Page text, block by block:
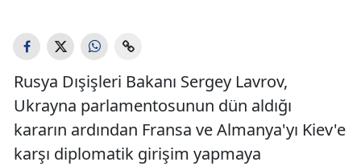
Rusya Dışişleri Bakanı Sergey Lavrov,
Ukrayna parlamentosunun dün aldığı
kararın ardından Fransa ve Almanya'yı Kiev'e
karşı diplomatik girişim yapmaya